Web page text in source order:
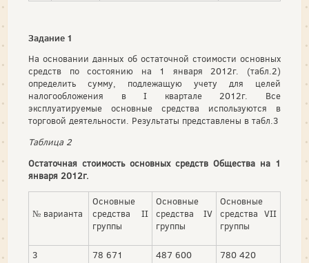
Задание 1
На основании данных об остаточной стоимости основных
средств по состоянию на 1 января 2012г. (табл.2)
определить сумму, подлежащую учету для целей
налогообложения в I квартале 2012г. Все
эксплуатируемые основные средства используются в
торговой деятельности. Результаты представлены в табл.3
Таблица 2
Остаточная стоимость основных средств Общества на 1
января 2012г.
№ варианта
Основные
средства II
группы
Основные
средства IV
группы
Основные
средства VII
группы
3 78 671 487 600 780 420